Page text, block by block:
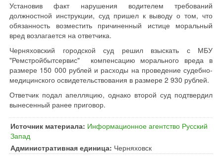
Установив факт нарушения водителем требований
должностной инструкции, суд пришел к выводу о том, что
обязанность возместить причиненный истице моральный
вред возлагается на ответчика.
Черняховский городской суд решил взыскать с МБУ
"Ремстройбытсервис" компенсацию морального вреда в
размере 150 000 рублей и расходы на проведение судебно-
медицинского освидетельствования в размере 2 930 рублей.
Ответчик подал апелляцию, однако второй суд подтвердил
вынесенный ранее приговор.
Источник материала: Информационное агентство Русский
Запад
Административная единица: Черняховск